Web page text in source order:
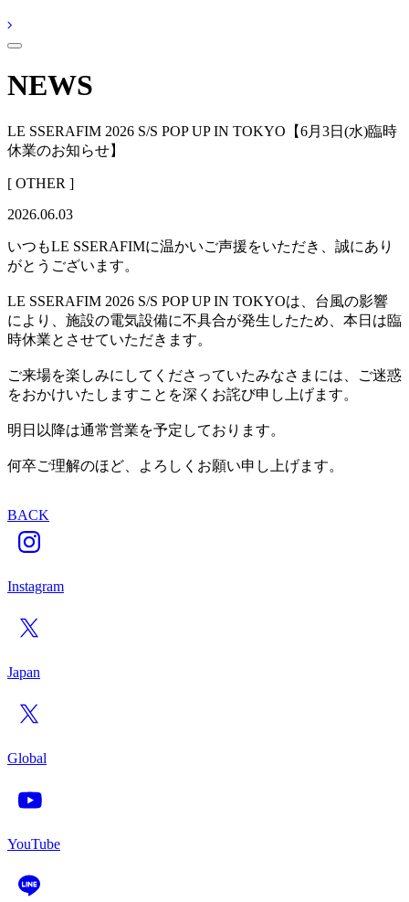
NEWS
LE SSERAFIM 2026 S/S POP UP IN TOKYO【6月3日(水)臨時
休業のお知らせ】
[ OTHER ]
2026.06.03
いつもLE SSERAFIMに温かいご声援をいただき、誠にあり
がとうございます。
LE SSERAFIM 2026 S/S POP UP IN TOKYOは、台風の影響
により、施設の電気設備に不具合が発生したため、本日は臨
時休業とさせていただきます。
ご来場を楽しみにしてくださっていたみなさまには、ご迷惑
をおかけいたしますことを深くお詫び申し上げます。
明日以降は通常営業を予定しております。
何卒ご理解のほど、よろしくお願い申し上げます。
BACK
Instagram
Japan
Global
YouTube